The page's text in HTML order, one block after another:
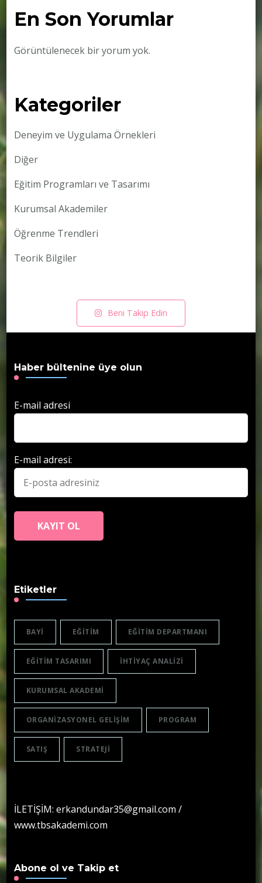
En Son Yorumlar
Görüntülenecek bir yorum yok.
Kategoriler
Deneyim ve Uygulama Örnekleri
Diğer
Eğitim Programları ve Tasarımı
Kurumsal Akademiler
Öğrenme Trendleri
Teorik Bilgiler
Beni Takip Edin
Haber bültenine üye olun
E-mail adresi
E-mail adresi:
Etiketler
BAYI EĞITIM EĞITIM DEPARTMANI
EĞITIM TASARIMI IHTIYAÇ ANALIZI
KURUMSAL AKADEMI
ORGANIZASYONEL GELIŞIM PROGRAM
SATIŞ STRATEJI
İLETİŞİM: erkandundar35@gmail.com /
www.tbsakademi.com
Abone ol ve Takip et